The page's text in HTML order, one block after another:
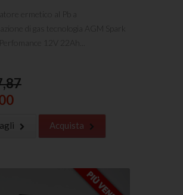
ermetico al Pb a
di gas tecnologia AGM Spark
12V 22Ah...
Acquista